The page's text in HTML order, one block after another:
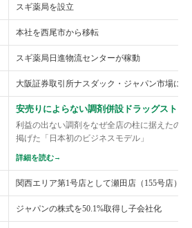
スギ薬局を設立
本社を西尾市から移転
スギ薬局日進物流センターが稼動
大阪証券取引所ナスダック・ジャパン市場に
安売りによらない調剤併設ドラッグストア
利益の出ない調剤をなぜ全店の柱に据えたの
掲げた「日本初のビジネスモデル」
詳細を読む→
関西エリア第1号店として瀬田店（155号店）を
ジャパンの株式を50.1%取得し子会社化